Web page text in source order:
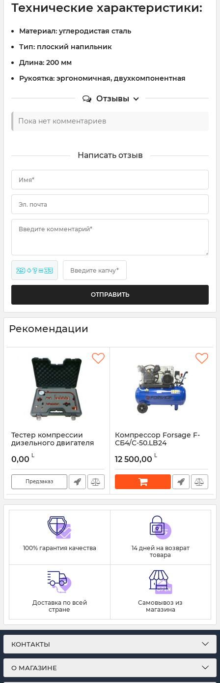
Технические характеристики:
Материал: углеродистая сталь
Тип: плоский напильник
Длина: 200 мм
Рукоятка: эргономичная, двухкомпонентная
Отзывы
Пока нет комментариев
Написать отзыв
Имя*
Эл. почта
Введите комментарий*
29 + ? = 33 Введите капчу*
Рекомендации
Тестер компрессии
дизельного двигателя
пр.
Артикул: 45981
0,00 L
Предзаказ
Компрессор Forsage F-
СБ4/С-50.LB24
47754
12 500,00 L
100% гарантия качества
14 дней на возврат
товара
Доставка по всей
стране
Самовывоз из
магазина
КОНТАКТЫ
О МАГАЗИНЕ